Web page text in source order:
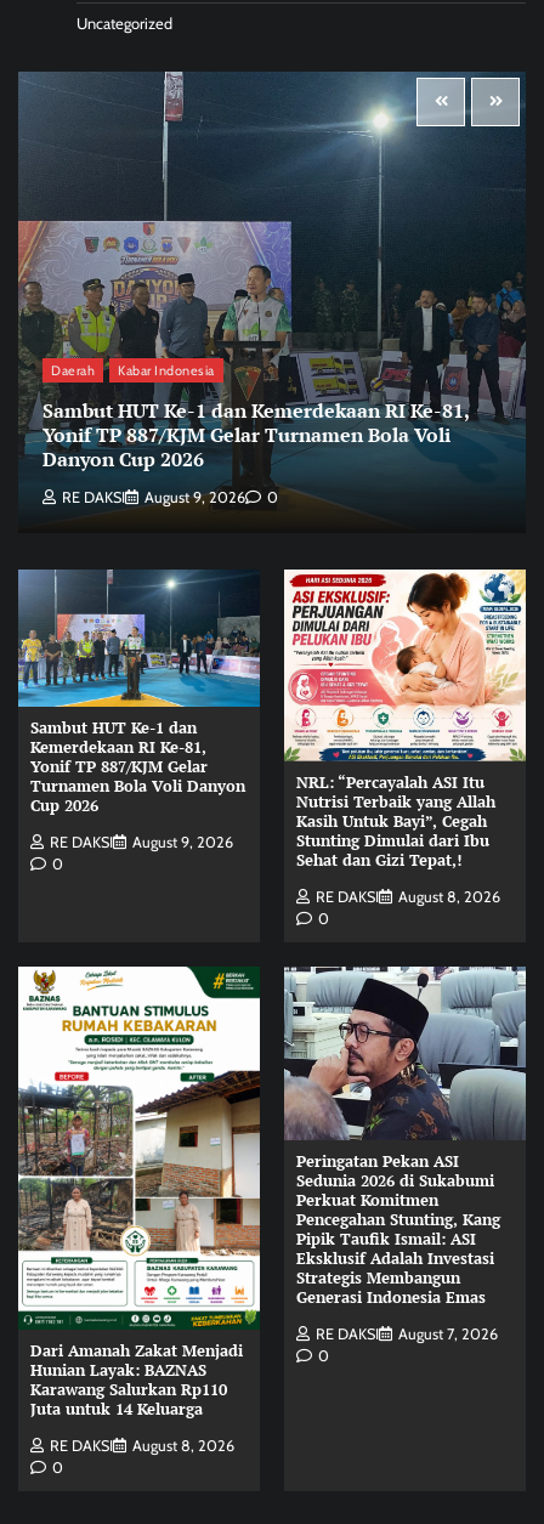
Uncategorized
Daerah Kabar Indonesia
Sambut HUT Ke-1 dan Kemerdekaan RI Ke-81,
Yonif TP 887/KJM Gelar Turnamen Bola Voli
Danyon Cup 2026
RE DAKSI August 9, 2026 0
Sambut HUT Ke-1 dan
Kemerdekaan RI Ke-81,
Yonif TP 887/KJM Gelar
Turnamen Bola Voli Danyon
Cup 2026
RE DAKSI
August 9, 2026
0
NRL: “Percayalah ASI Itu
Nutrisi Terbaik yang Allah
Kasih Untuk Bayi”, Cegah
Stunting Dimulai dari Ibu
Sehat dan Gizi Tepat,!
RE DAKSI
August 8, 2026
0
Dari Amanah Zakat Menjadi
Hunian Layak: BAZNAS
Karawang Salurkan Rp110
Juta untuk 14 Keluarga
RE DAKSI
August 8, 2026
0
Peringatan Pekan ASI
Sedunia 2026 di Sukabumi
Perkuat Komitmen
Pencegahan Stunting, Kang
Pipik Taufik Ismail: ASI
Eksklusif Adalah Investasi
Strategis Membangun
Generasi Indonesia Emas
RE DAKSI
August 7, 2026
0